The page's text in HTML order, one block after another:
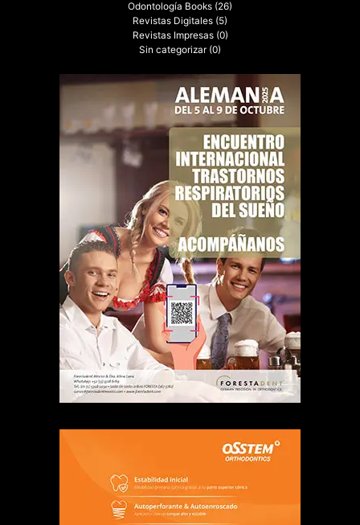
Odontología Books (26)
Revistas Digitales (5)
Revistas Impresas (0)
Sin categorizar (0)